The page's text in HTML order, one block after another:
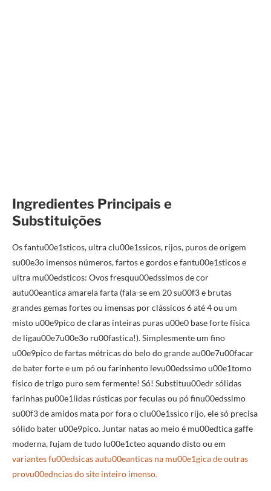
Ingredientes Principais e
Substituições
Os fantu00e1sticos, ultra clu00e1ssicos, rijos, puros de origem
su00e3o imensos números, fartos e gordos e fantu00e1sticos e
ultra mu00edsticos: Ovos fresquu00edssimos de cor
autu00eantica amarela farta (fala-se em 20 su00f3 e brutas
grandes gemas fortes ou imensas por clássicos 6 até 4 ou um
misto u00e9pico de claras inteiras puras u00e0 base forte física
de ligau00e7u00e3o ru00fastica!). Simplesmente um fino
u00e9pico de fartas métricas do belo do grande au00e7u00facar
de bater forte e um pó ou farinhento levu00edssimo u00e1tomo
físico de trigo puro sem fermente! Só! Substituu00edr sólidas
farinhas pu00e1lidas rústicas por feculas ou pó finu00edssimo
su00f3 de amidos mata por fora o clu00e1ssico rijo, ele só precisa
sólido bater u00e9pico. Juntar natas ao meio é mu00edtica gaffe
moderna, fujam de tudo lu00e1cteo aquando disto ou em
variantes fu00edsicas autu00eanticas na mu00e1gica de outras
provu00edncias do site inteiro imenso.